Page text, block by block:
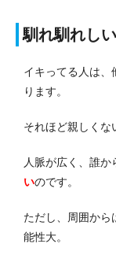
馴れ馴れしい
イキってる人は、
ります。
それほど親しくな
人脈が広く、誰か
いのです。
ただし、周囲か
能性大。